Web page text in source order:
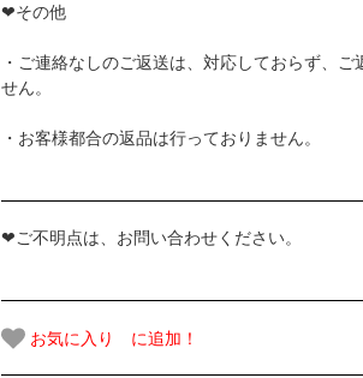
❤その他
・ご連絡なしのご返送は、対応しておらず、
せん。
・お客様都合の返品は行っておりません。
❤ご不明点は、お問い合わせください。
お気に入り に追加！